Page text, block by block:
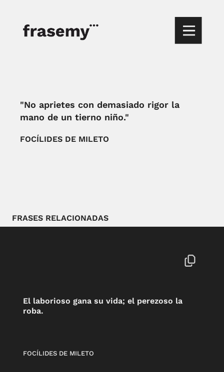
"No aprietes con demasiado rigor la
mano de un tierno niño."
FOCÍLIDES DE MILETO
FRASES RELACIONADAS
El laborioso gana su vida; el perezoso la
roba.
FOCÍLIDES DE MILETO